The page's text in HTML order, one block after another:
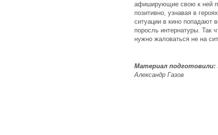
афиширующие свою к ней
позитивно, узнавая в
ситуации в кино попадают
поросль интернатуры. Так
нужно жаловаться не на
Материал подготовили:
Александр Газов